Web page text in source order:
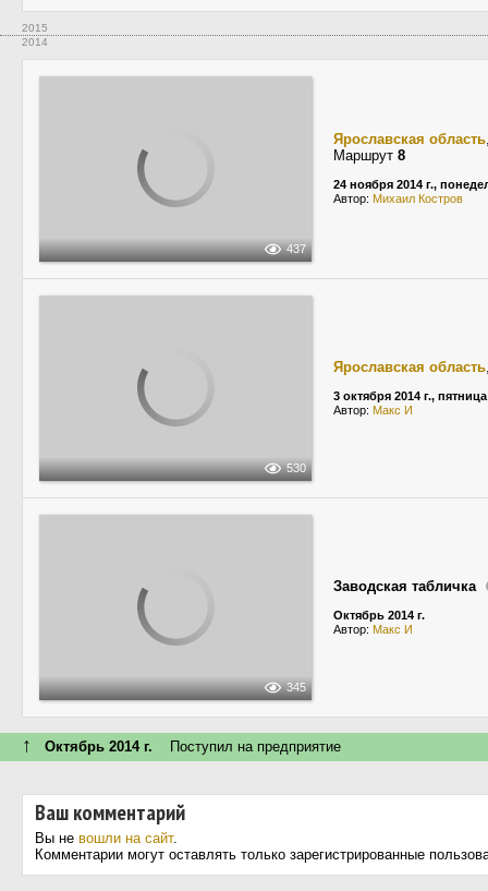
2015
2014
437
Ярославская область
Маршрут 8
24 ноября 2014 г.,
Автор: Михаил Костров
530
Ярославская область
3 октября 2014 г., пятница
Автор: Макс И
345
Заводская табличка
Октябрь 2014 г.
Автор: Макс И
↑ Октябрь 2014 г. Поступил на предприятие
Ваш комментарий
Вы не вошли на сайт.
Комментарии могут оставлять только зарегистрированные